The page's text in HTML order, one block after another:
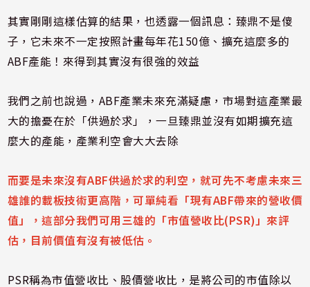
其實剛剛這樣估算的結果，也透露一個訊息：臻鼎不是傻
子，它未來不一定按照計畫每年花150億、擴充這麼多的
ABF產能！來得到其實沒有很強的效益
我們之前也說過， ABF產業未來充滿疑慮，市場對這產業最
大的擔憂在於「供過於求」，一旦臻鼎並沒有如期擴充這
麼大的產能，產業利空會大大去除
而要是未來沒有ABF供過於求的利空，就可先不考慮未來三
雄誰的載板技術更高階，可單純看「現有ABF帶來的營收價
值」，這部分我們可用三雄的「市值營收比(PSR)」來評
估，目前價值有沒有被低估。
PSR稱為市值營收比、股價營收比，是將公司的市值除以